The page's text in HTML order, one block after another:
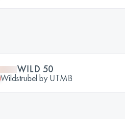
WILD 50
Wildstrubel by UTMB